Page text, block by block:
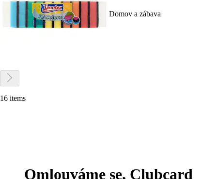
Domov a zábava
16 items
Omlouváme se, Clubcard